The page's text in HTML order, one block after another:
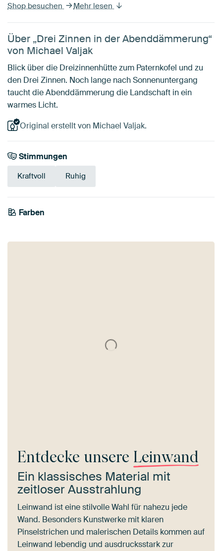
Shop besuchen Mehr lesen
Über „Drei Zinnen in der Abenddämmerung“
von Michael Valjak
Blick über die Dreizinnenhütte zum Paternkofel und zu
den Drei Zinnen. Noch lange nach Sonnenuntergang
taucht die Abenddämmerung die Landschaft in ein
warmes Licht.
Original erstellt von Michael Valjak.
Stimmungen
Kraftvoll Ruhig
Farben
Grau
Anthrazit
Entdecke unsere Leinwand
Ein klassisches Material mit
zeitloser Ausstrahlung
Leinwand ist eine stilvolle Wahl für nahezu jede
Wand. Besonders Kunstwerke mit klaren
Pinselstrichen und malerischen Details kommen auf
Leinwand lebendig und ausdrucksstark zur